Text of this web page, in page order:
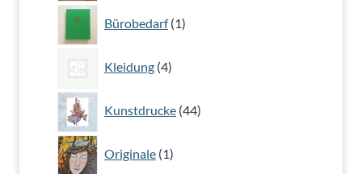
Bürobedarf 1
1
Produkt
Kleidung 4
4
Produkte
Kunstdrucke 44
44
Produkte
Originale 1
1
Produkt